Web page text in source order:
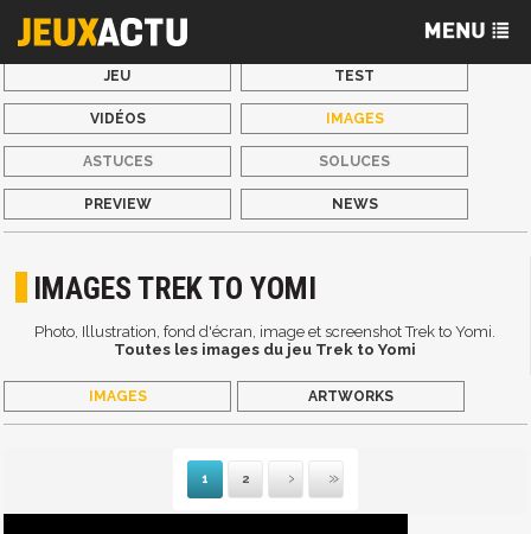
JEU TEST
VIDÉOS IMAGES
ASTUCES SOLUCES
PREVIEW NEWS
IMAGES TREK TO YOMI
Photo, Illustration, fond d'écran, image et screenshot Trek to Yomi.
Toutes les images du jeu Trek to Yomi
IMAGES ARTWORKS
1 2
Suivante
Dernière